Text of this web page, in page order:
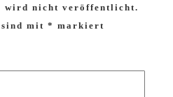
wird nicht veröffentlicht.
sind mit* markiert